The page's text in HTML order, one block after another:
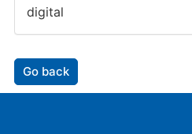
digital
Go back